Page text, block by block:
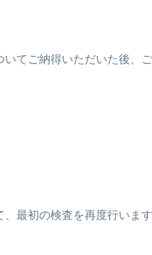
てご納得いただいた後、
最初の検査を再度行いま